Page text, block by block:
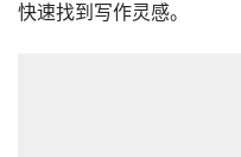
快速找到写作灵感。